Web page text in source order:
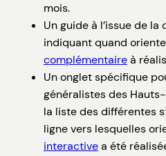
mois.
Un guide à l’issue de
indiquant quand
complémentaireà
Un onglet spécifique
généralistes des
la liste des différentes
ligne vers lesquelles
interactivea été